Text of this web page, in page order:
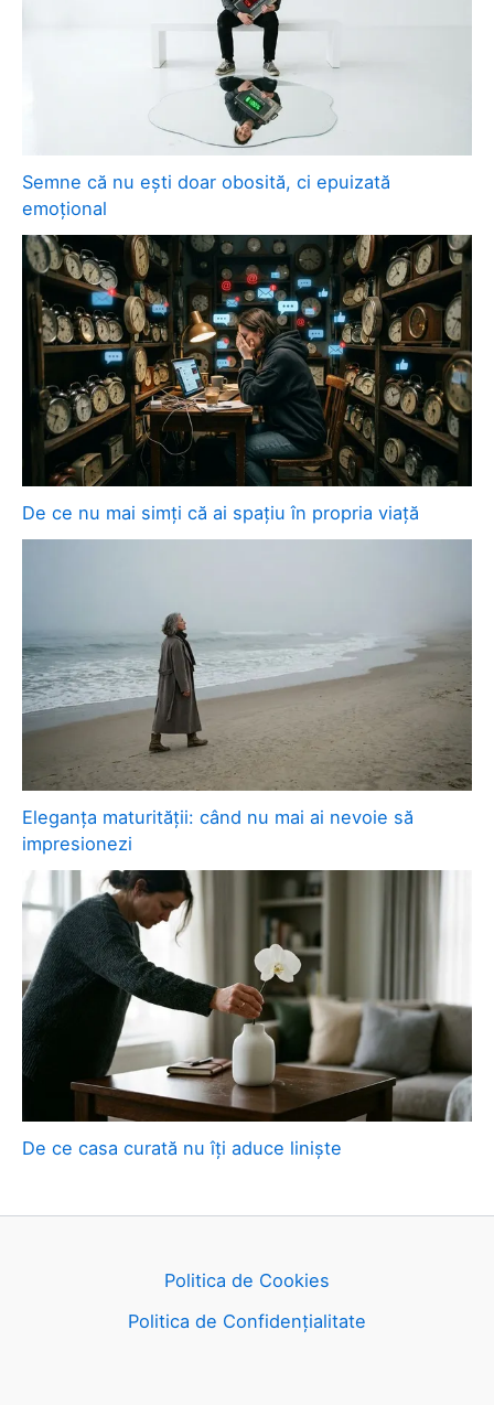
Semne că nu ești doar obosită, ci epuizată
emoțional
De ce nu mai simți că ai spațiu în propria viață
Eleganța maturității: când nu mai ai nevoie să
impresionezi
De ce casa curată nu îți aduce liniște
Politica de Cookies
Politica de Confidențialitate